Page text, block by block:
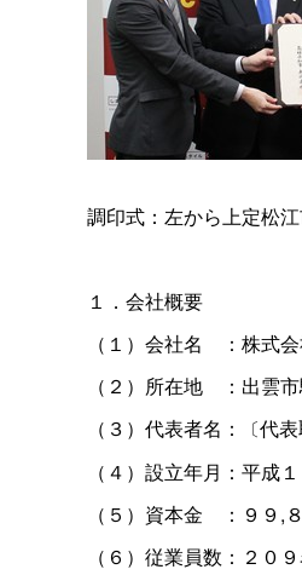
調印式：左から上定松
１．会社概要
（１）会社名
：株式
（２）所在地
：出雲
（３）代表者名：
〔代
（４）設立年月：平成
（５）資本金
：９９,
（６）従業員数：２０